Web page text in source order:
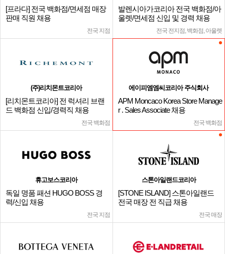
[프라다] 전국 백화점/면세점 매장
판매 직원 채용
전국 지점
발렌시아가코리아 전국 백화점/아
울렛/면세점 신입 및 경력 채용
전국 전지점, 백화점, 아울렛
(주)리치몬트코리아
[리치몬트코리아] 전 럭셔리 브랜
드 백화점 신입/경력직 채용
전국 백화점
에이피엠엠씨코리아 주식회사
APM Moncaco Korea Store Manage
r . Sales Associate 채용
전국 백화점
휴고보스코리아
독일 명품 패션 HUGO BOSS 경
력/신입 채용
전국 지점
스톤아일랜드코리아
[STONE ISLAND] 스톤아일랜드
전국 매장 전 직급 채용
전국 매장